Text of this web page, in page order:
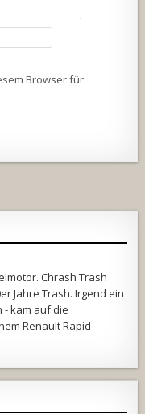
Browser für
Chrash Trash
Jahre Trash. Irgend ein
- kam auf die
Renault Rapid